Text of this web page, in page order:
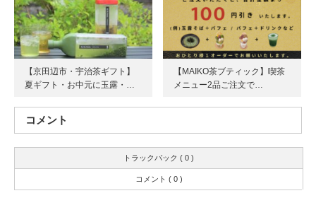
【京田辺市・宇治茶ギフト】
夏ギフト・お中元に玉露・…
【MAIKO茶ブティック】喫茶
メニュー2品ご注文で…
コメント
トラックバック ( 0 )
コメント ( 0 )